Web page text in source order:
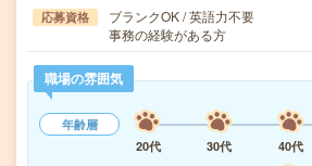
応募資格
ブランクOK / 英語力不要
事務の経験がある方
職場の雰囲気
年齢層
20代
30代 40代